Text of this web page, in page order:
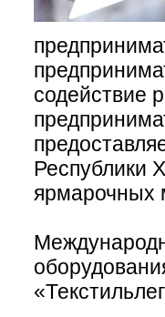
содействие
Республики
ярмарочных